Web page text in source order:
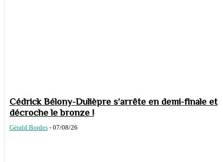
Cédrick Bélony-Dulièpre s’arrête en demi-finale et
décroche le bronze !
Gérald Bordes - 07/08/26